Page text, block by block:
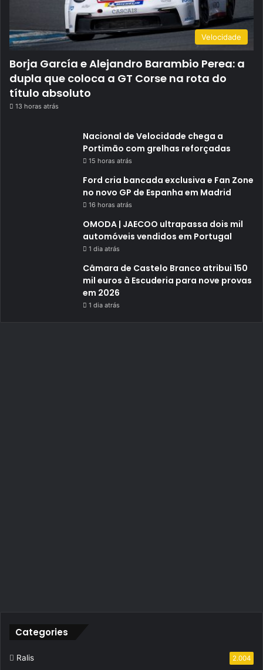
Velocidade
Borja García e Alejandro Barambio Perea: a
dupla que coloca a GT Corse na rota do
título absoluto
13 horas atrás
Nacional de Velocidade chega a
Portimão com grelhas reforçadas
15 horas atrás
Ford cria bancada exclusiva e Fan Zone
no novo GP de Espanha em Madrid
16 horas atrás
OMODA | JAECOO ultrapassa dois mil
automóveis vendidos em Portugal
1 dia atrás
Câmara de Castelo Branco atribui 150
mil euros à Escuderia para nove provas
em 2026
1 dia atrás
Categories
Ralis 2.004